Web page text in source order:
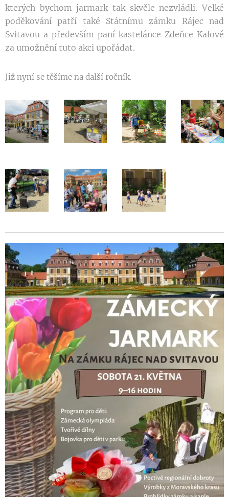
kterých bychom jarmark tak skvěle nezvládli. Velké
poděkování patří také Státnímu zámku Rájec nad
Svitavou a především paní kastelánce Zdeňce Kalové
za umožnění tuto akci upořádat.
Již nyní se těšíme na další ročník.